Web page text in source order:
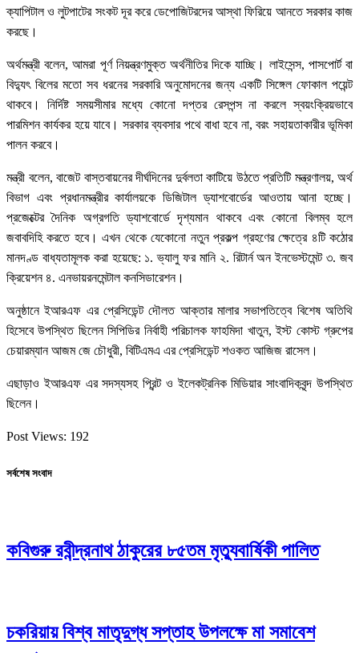
ক্যাপিটাল ও লুটপাটের সংকট দূর করে ডেপোজিটরদের আস্থা ফিরিয়ে আনতে সরকার কাজ
করছে।
অর্থমন্ত্রী বলেন, আমরা পূর্ণ নিয়ন্ত্রণমুক্ত অর্থনীতির দিকে যাচ্ছি। লাইসেন্স, পাসপোর্ট বা
বিদ্যুৎ বিলের মতো সব ধরনের সরকারি অনুমোদনের জন্য একটি সিঙ্গেল ফোকাল পয়েন্ট
থাকবে। নির্দিষ্ট সময়সীমার মধ্যে কোনো দপ্তর রেসপন্স না করলে স্বয়ংক্রিয়ভাবে
পারমিশন কার্যকর হয়ে যাবে। সরকার ব্যবসার পথে বাধা হবে না, বরং সহায়তাকারীর ভূমিকা
পালন করবে।
মন্ত্রী বলেন, বাজেট বাস্তবায়নের দীর্ঘদিনের দুর্বলতা কাটিয়ে উঠতে প্রতিটি মন্ত্রণালয়, অর্থ
বিভাগ এবং প্রধানমন্ত্রীর কার্যালয়কে ডিজিটাল ড্যাশবোর্ডের আওতায় আনা হচ্ছে।
প্রজেক্টের দৈনিক অগ্রগতি ড্যাশবোর্ডে দৃশ্যমান থাকবে এবং কোনো বিলম্ব হলে
জবাবদিহি করতে হবে। এখন থেকে যেকোনো নতুন প্রকল্প গ্রহণের ক্ষেত্রে ৪টি কঠোর
মানদণ্ড বাধ্যতামূলক করা হয়েছে: ১. ভ্যালু ফর মানি ২. রিটার্ন অন ইনভেস্টমেন্ট ৩. জব
ক্রিয়েশন ৪. এনভায়রনমেন্টাল কনসিডারেশন।
অনুষ্ঠানে ইআরএফ এর প্রেসিডেন্ট দৌলত আক্তার মালার সভাপতিত্বে বিশেষ অতিথি
হিসেবে উপস্থিত ছিলেন সিপিডির নির্বাহী পরিচালক ফাহমিদা খাতুন, ইস্ট কোস্ট গ্রুপের
চেয়ারম্যান আজম জে চৌধুরী, বিটিএমএ এর প্রেসিডেন্ট শওকত আজিজ রাসেল।
এছাড়াও ইআরএফ এর সদস্যসহ প্রিন্ট ও ইলেকট্রনিক মিডিয়ার সাংবাদিকবৃন্দ উপস্থিত
ছিলেন।
Post Views: 192
সর্বশেষ সংবাদ
কবিগুরু রবীন্দ্রনাথ ঠাকুরের ৮৫তম মৃত্যুবার্ষিকী পালিত
চকরিয়ায় বিশ্ব মাতৃদুগ্ধ সপ্তাহ উপলক্ষে মা সমাবেশ